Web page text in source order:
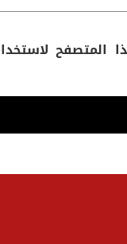
المتصفح